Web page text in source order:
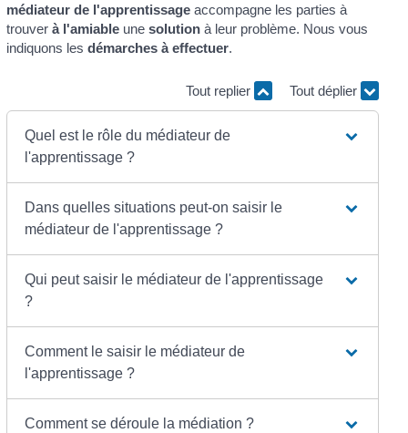
médiateur de l'apprentissageaccompagne les parties à
trouver à l'amiableune solutionà leur problème. Nous vous
indiquons les démarches à effectuer.
Tout replier Tout déplier
Quel est le rôle du médiateur de
l'apprentissage ?
Dans quelles situations peut-on saisir le
médiateur de l'apprentissage ?
Qui peut saisir le médiateur de l'apprentissage
?
Comment le saisir le médiateur de
l'apprentissage ?
Comment se déroule la médiation ?